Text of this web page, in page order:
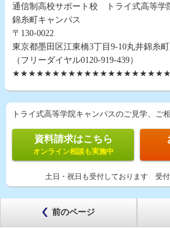
通信制高校サポート校 トライ式高等学
錦糸町キャンパス
〒130-0022
東京都墨田区江東橋3丁目9-10丸井錦糸町
（フリーダイヤル0120-919-439）
トライ式高等学院キャンパスのご見学、ご
資料請求はこちら
オンライン相談も実施中
土日・祝日も受付しております 受付
前のページ